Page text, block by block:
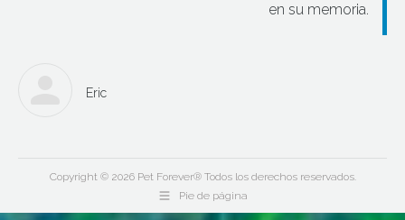
en su memoria.
Eric
Copyright © 2026 Pet Forever® Todos los derechos reservados.
Pie de página